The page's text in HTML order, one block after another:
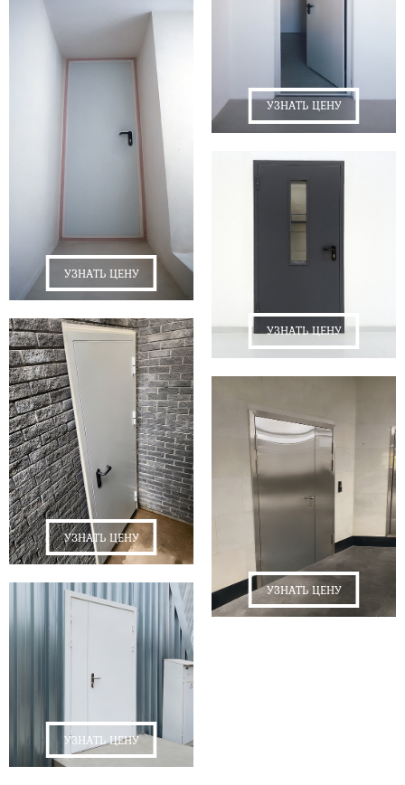
УЗНАТЬ ЦЕНУ
УЗНАТЬ ЦЕНУ
УЗНАТЬ ЦЕНУ
УЗНАТЬ ЦЕНУ
УЗНАТЬ ЦЕНУ
УЗНАТЬ ЦЕНУ